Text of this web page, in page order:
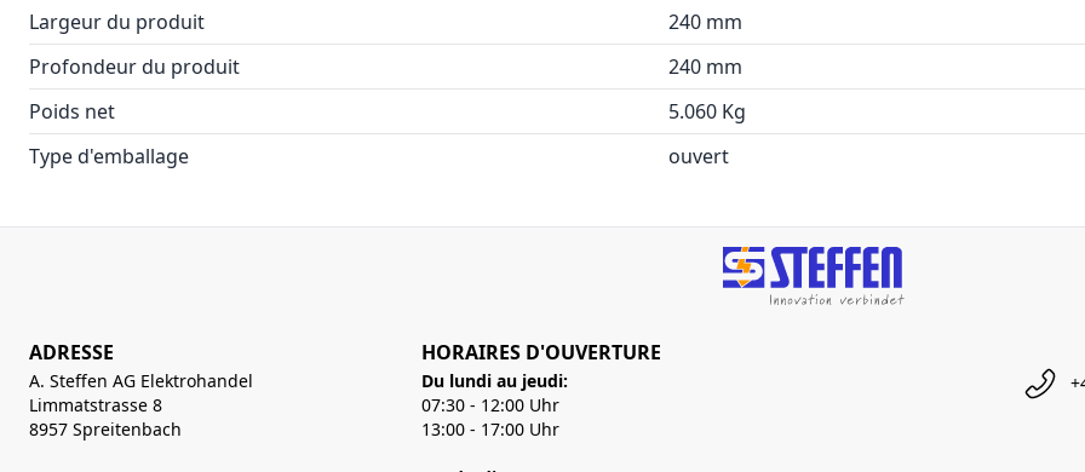
Largeur du produit
240 mm
Profondeur du produit
240 mm
Poids net
5.060 Kg
Type d'emballage
ouvert
ADRESSE
A. Steffen AG Elektrohandel
Limmatstrasse 8
8957 Spreitenbach
HORAIRES D'OUVERTURE
Du lundi au jeudi:
07:30 - 12:00 Uhr
13:00 - 17:00 Uhr